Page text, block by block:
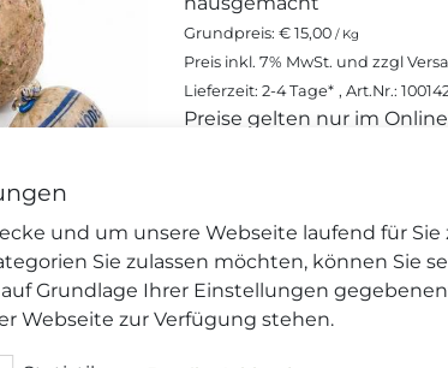
und um unsere Webseite laufend für
Sie zulassen möchten, können Sie
auf Grundlage Ihrer Einstellungen
Webseite zur Verfügung stehen.
Grundpreis: € 15,00 / Kg
Preis inkl. 7% MwSt. und zzgl
Lieferzeit: 2-4 Tage* , Art.Nr.:
Preise gelten nur im
Menge
Dieser Artikel wird